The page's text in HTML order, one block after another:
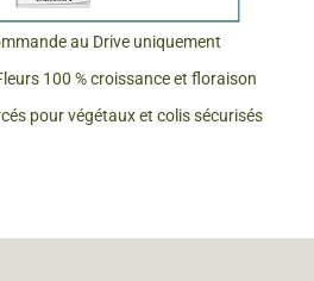
au Drive uniquement
100 % croissance et floraison
pour végétaux et colis sécurisés